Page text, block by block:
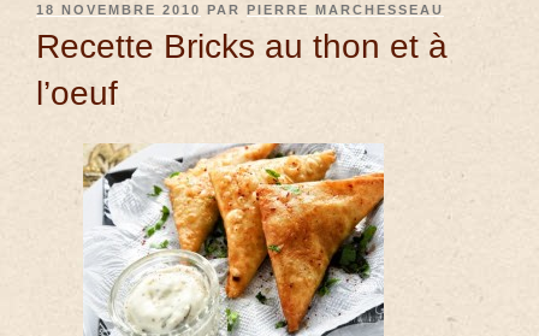
18 NOVEMBRE 2010 PAR PIERRE MARCHESSEAU
Recette Bricks au thon et à
l’oeuf